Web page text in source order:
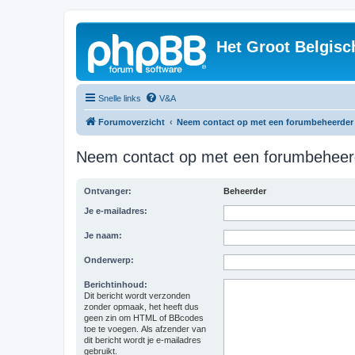
Het Groot
Snelle links V&A
Forumoverzicht Neem contact op met een forumbeheerder
Neem contact op met een
Ontvanger: Beheerder
Je e-mailadres:
Je naam:
Onderwerp:
Berichtinhoud:
Dit bericht wordt verzonden
zonder opmaak, het heeft dus
geen zin om HTML of BBcodes
toe te voegen. Als afzender van
dit bericht wordt je e-mailadres
gebruikt.